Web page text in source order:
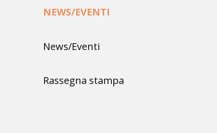
NEWS/EVENTI
News/Eventi
Rassegna stampa